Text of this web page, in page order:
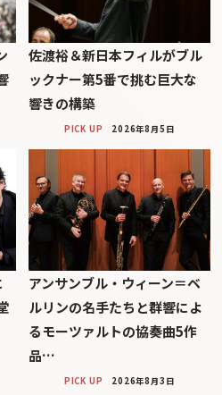
佐渡裕＆新日本フィルがブル
ックナー第5番で挑む巨大な
響きの構築
PICK UP 2026年8月5日
アンサンブル・ウィーン＝ベ
ルリンの名手たちと群響によ
るモーツァルトの協奏曲5作
品…
PICK UP 2026年8月3日